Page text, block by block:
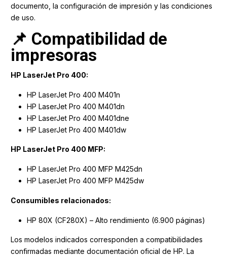
documento, la configuración de impresión y las condiciones
de uso.
📌 Compatibilidad de
impresoras
HP LaserJet Pro 400:
HP LaserJet Pro 400 M401n
HP LaserJet Pro 400 M401dn
HP LaserJet Pro 400 M401dne
HP LaserJet Pro 400 M401dw
HP LaserJet Pro 400 MFP:
HP LaserJet Pro 400 MFP M425dn
HP LaserJet Pro 400 MFP M425dw
Consumibles relacionados:
HP 80X (CF280X) – Alto rendimiento (6.900 páginas)
Los modelos indicados corresponden a compatibilidades
confirmadas mediante documentación oficial de HP. La